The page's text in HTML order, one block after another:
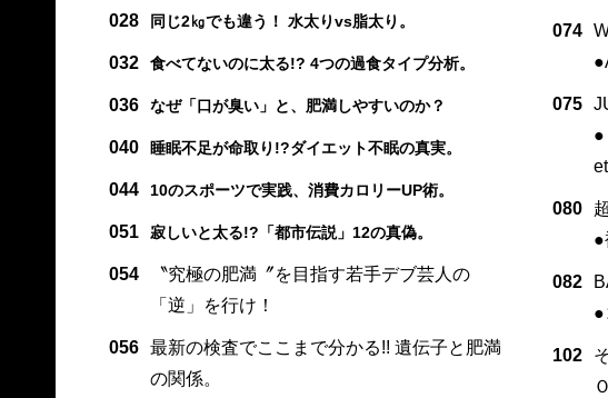
028 同じ2㎏でも違う！ 水太りvs脂太り。
032 食べてないのに太る!? 4つの過食タイプ分析。
036 なぜ「口が臭い」と、肥満しやすいのか？
040 睡眠不足が命取り!?ダイエット不眠の真実。
044 10のスポーツで実践、消費カロリーUP術。
051 寂しいと太る!?「都市伝説」12の真偽。
054
〝究極の肥満〞を目指す若手デブ芸人の
「逆」を行け！
056
最新の検査でここまで分かる!! 遺伝子と肥満
の関係。
074
075
●
080
●
082
●
102